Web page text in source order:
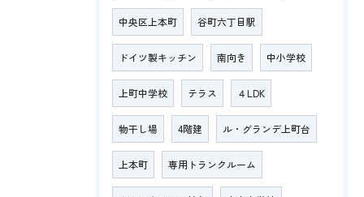
中央区上本町 谷町六丁目駅
ドイツ製キッチン 南向き 中小学校
上町中学校 テラス ４LDK
物干し場 4階建 ル・グランデ上町台
上本町 専用トランクルーム